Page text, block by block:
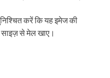
करें कि यह इमेज की
से मेल खाए।